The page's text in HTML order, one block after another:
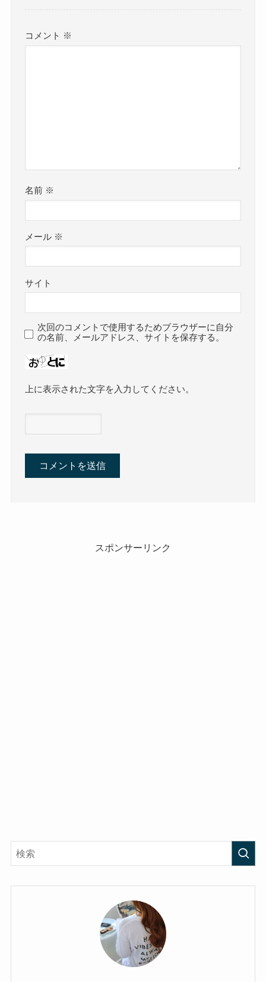
コメント ※
名前 ※
メール ※
サイト
次回のコメントで使用するためブラウザーに自分
の名前、メールアドレス、サイトを保存する。
上に表示された文字を入力してください。
スポンサーリンク